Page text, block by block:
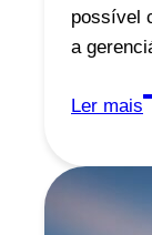
possível
a
Ler mais
O